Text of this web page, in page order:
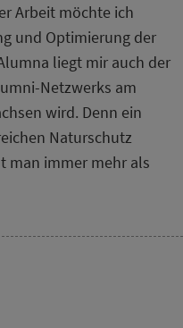
Arbeit möchte ich
und Optimierung der
liegt mir auch der
Netzwerks am
wird. Denn ein
Naturschutz
man immer mehr als